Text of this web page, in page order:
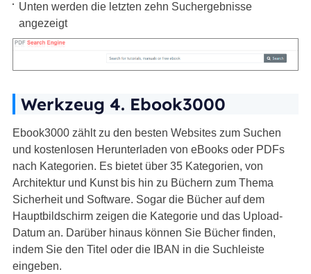
Unten werden die letzten zehn Suchergebnisse
angezeigt
Werkzeug 4. Ebook3000
Ebook3000 zählt zu den besten Websites zum Suchen
und kostenlosen Herunterladen von eBooks oder PDFs
nach Kategorien. Es bietet über 35 Kategorien, von
Architektur und Kunst bis hin zu Büchern zum Thema
Sicherheit und Software. Sogar die Bücher auf dem
Hauptbildschirm zeigen die Kategorie und das Upload-
Datum an. Darüber hinaus können Sie Bücher finden,
indem Sie den Titel oder die IBAN in die Suchleiste
eingeben.